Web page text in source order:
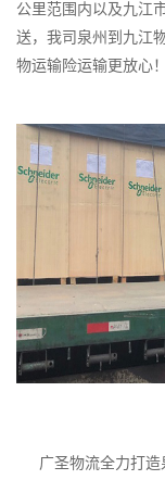
公里范围内以及九江
送，我司泉州到九江
物运输险运输更放心！
广圣物流全力打造